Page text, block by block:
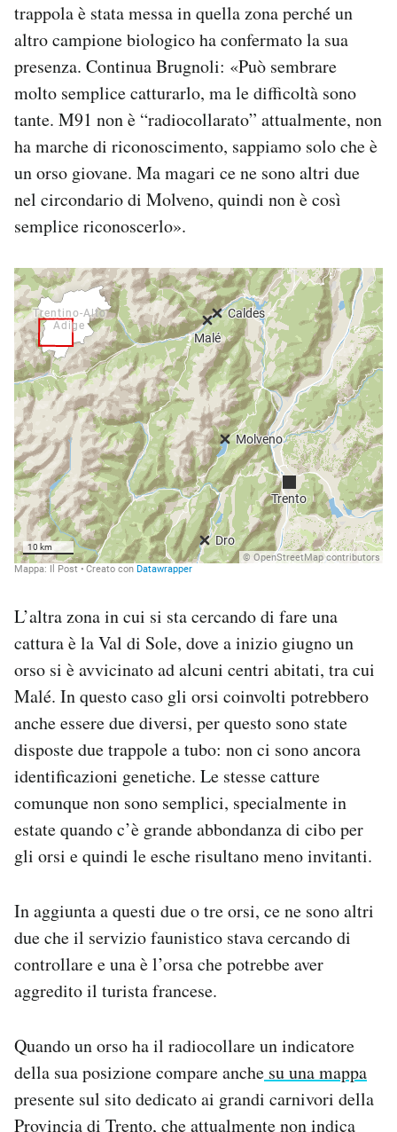
trappola è stata messa in quella zona perché un
altro campione biologico ha confermato la sua
presenza. Continua Brugnoli: «Può sembrare
molto semplice catturarlo, ma le difficoltà sono
tante. M91 non è “radiocollarato” attualmente, non
ha marche di riconoscimento, sappiamo solo che è
un orso giovane. Ma magari ce ne sono altri due
nel circondario di Molveno, quindi non è così
semplice riconoscerlo».
L’altra zona in cui si sta cercando di fare una
cattura è la Val di Sole, dove a inizio giugno un
orso si è avvicinato ad alcuni centri abitati, tra cui
Malé. In questo caso gli orsi coinvolti potrebbero
anche essere due diversi, per questo sono state
disposte due trappole a tubo: non ci sono ancora
identificazioni genetiche. Le stesse catture
comunque non sono semplici, specialmente in
estate quando c’è grande abbondanza di cibo per
gli orsi e quindi le esche risultano meno invitanti.
In aggiunta a questi due o tre orsi, ce ne sono altri
due che il servizio faunistico stava cercando di
controllare e una è l’orsa che potrebbe aver
aggredito il turista francese.
Quando un orso ha il radiocollare un indicatore
della sua posizione compare anche su una mappa
presente sul sito dedicato ai grandi carnivori della
Provincia di Trento, che attualmente non indica